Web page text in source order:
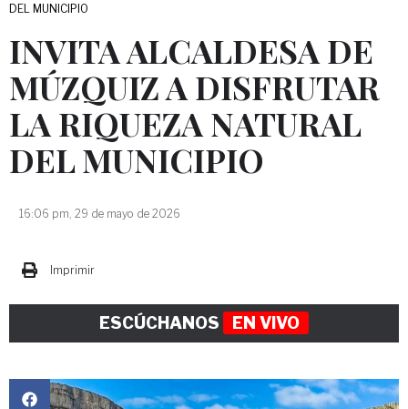
DEL MUNICIPIO
INVITA ALCALDESA DE
MÚZQUIZ A DISFRUTAR
LA RIQUEZA NATURAL
DEL MUNICIPIO
16:06 pm, 29 de mayo de 2026
Imprimir
ESCÚCHANOS EN VIVO